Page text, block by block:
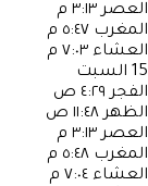
العصر ٣:١٣ م
المغرب ٥:٤٧ م
العشاء ٧:٠٣ م
15 السبت
الفجر ٤:٢٩ ص
الظهر ١١:٤٨ ص
العصر ٣:١٣ م
المغرب ٥:٤٨ م
العشاء ٧:٠٤ م